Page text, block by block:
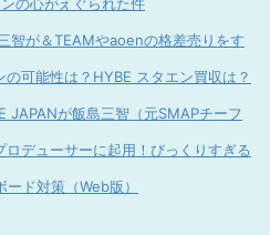
智が＆TEAMやaoenの格差売りをす
可能性は？HYBE スタエン買収は？
JAPANが飯島三智（元SMAPチーフ
デューサーに起用！びっくりすぎる
ド対策（Web版）